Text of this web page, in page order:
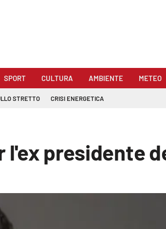
SPORT CULTURA AMBIENTE METEO
STRETTO CRISI ENERGETICA
l'ex presidente